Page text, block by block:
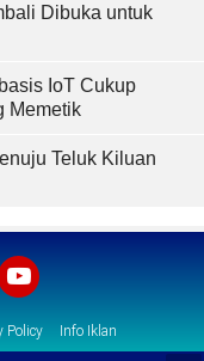
Dibuka untuk
IoT Cukup
Memetik
Teluk Kiluan
Policy Info Iklan